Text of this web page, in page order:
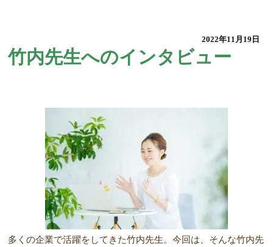
2022年11月19日
竹内先生へのインタビュー
多くの企業で活躍をしてきた竹内先生。今回は、そんな竹内先